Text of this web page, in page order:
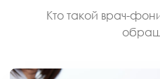
Кто такой врач-